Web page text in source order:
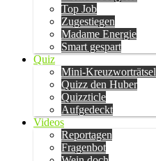
Top Job
Zugestiegen
Madame Energie
Smart gespart
Quiz
Mini-Kreuzworträtsel
Quizz den Huber
Quizzticle
Aufgedeckt
Videos
Reportagen
Fragenbot